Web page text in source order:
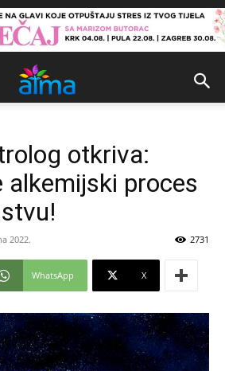
otkriva:
alkemijski proces
2022. 2731
WhatsApp X